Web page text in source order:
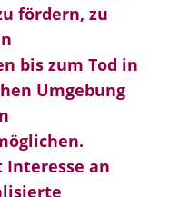
fördern, zu
bis zum Tod in
Umgebung
Interesse an